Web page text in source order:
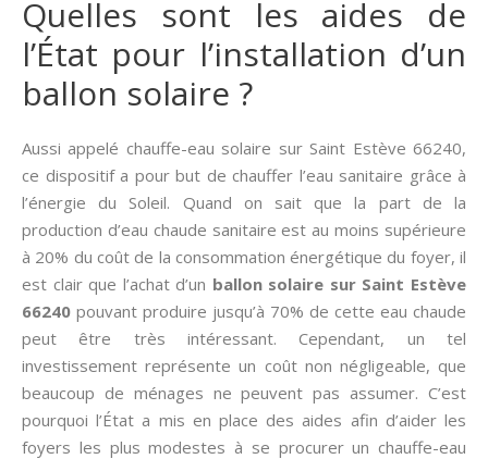
Quelles sont les aides de
l’État pour l’installation d’un
ballon solaire ?
Aussi appelé chauffe-eau solaire sur Saint Estève 66240,
ce dispositif a pour but de chauffer l’eau sanitaire grâce à
l’énergie du Soleil. Quand on sait que la part de la
production d’eau chaude sanitaire est au moins supérieure
à 20% du coût de la consommation énergétique du foyer, il
est clair que l’achat d’un ballon solaire sur Saint Estève
66240 pouvant produire jusqu’à 70% de cette eau chaude
peut être très intéressant. Cependant, un tel
investissement représente un coût non négligeable, que
beaucoup de ménages ne peuvent pas assumer. C’est
pourquoi l’État a mis en place des aides afin d’aider les
foyers les plus modestes à se procurer un chauffe-eau